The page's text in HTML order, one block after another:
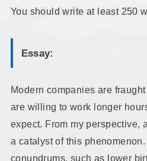
You should write at least 250
Essay:
Modern companies are
are willing to work longer
expect. From my perspective,
a catalyst of this
conundrums, such as lower